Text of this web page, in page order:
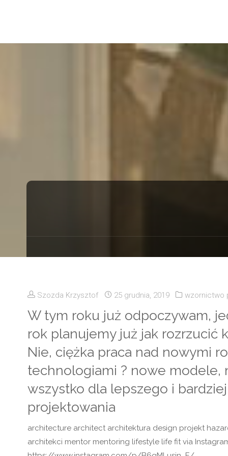
Szozda Krzysztof 25 grudnia, 2019 wzornictwo
W tym roku już odpoczywam,
rok planujemy już jak rozrzucić
Nie, ciężka praca nad nowymi
technologiami ? nowe modele,
wszystko dla lepszego i
projektowania
architecture architect architektura design projekt
architekci mentor mentoring lifestyle life fit via